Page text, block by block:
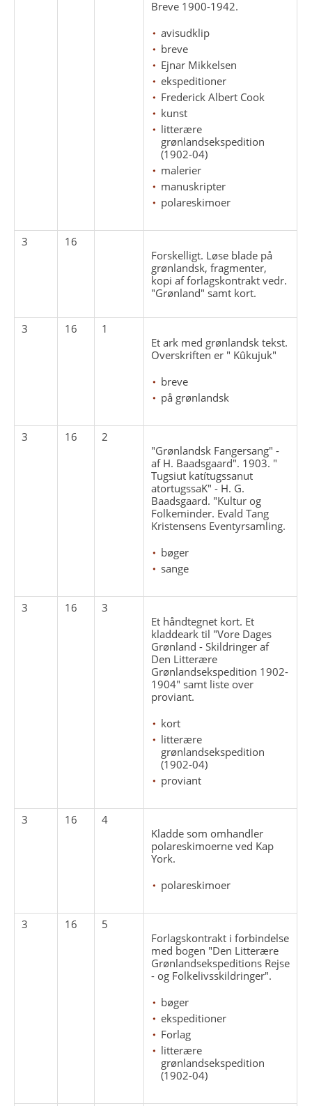
Breve 1900-1942.
avisudklip
breve
Ejnar Mikkelsen
ekspeditioner
Frederick Albert Cook
kunst
litterære
grønlandsekspedition
(1902-04)
malerier
manuskripter
polareskimoer
3
16
Forskelligt. Løse blade på
grønlandsk, fragmenter,
kopi af forlagskontrakt vedr.
"Grønland" samt kort.
3 16
1
Et ark med grønlandsk tekst.
Overskriften er " Kûkujuk"
breve
på grønlandsk
3 16
2
"Grønlandsk Fangersang" -
af H. Baadsgaard". 1903. "
Tugsiut katítugssanut
atortugssaK" - H. G.
Baadsgaard. "Kultur og
Folkeminder. Evald Tang
Kristensens Eventyrsamling.
bøger
sange
3 16
3
Et håndtegnet kort. Et
kladdeark til "Vore Dages
Grønland - Skildringer af
Den Litterære
Grønlandsekspedition 1902-
1904" samt liste over
proviant.
kort
litterære
grønlandsekspedition
(1902-04)
proviant
3 16
4
Kladde som omhandler
polareskimoerne ved Kap
York.
polareskimoer
3 16
5
Forlagskontrakt i forbindelse
med bogen "Den Litterære
Grønlandsekspeditions Rejse
- og Folkelivsskildringer".
bøger
ekspeditioner
Forlag
litterære
grønlandsekspedition
(1902-04)